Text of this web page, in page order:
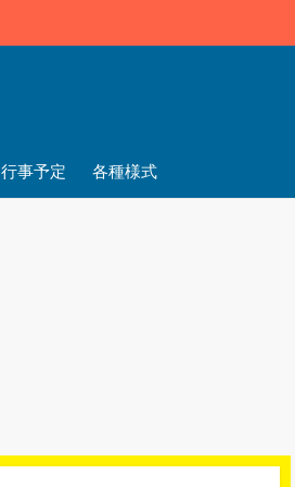
行事予定 各種様式